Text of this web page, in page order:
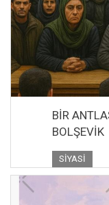
BİR
BOLŞEVİK
SIYASI